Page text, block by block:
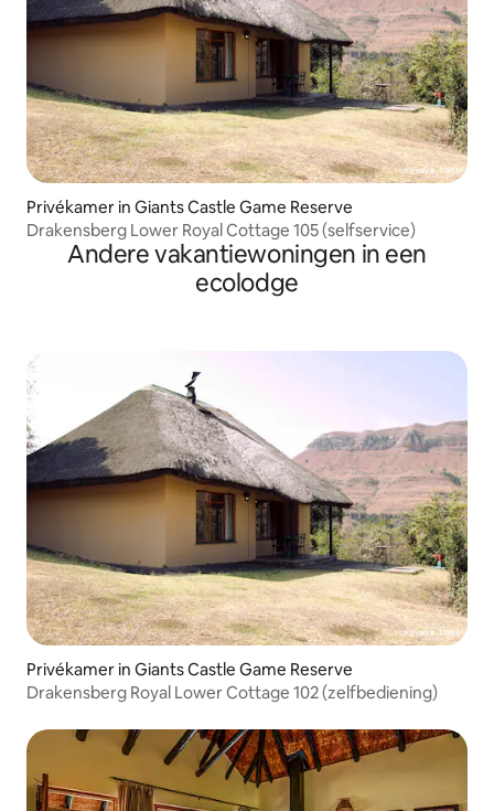
Privékamer in Giants Castle Game Reserve
Drakensberg Lower Royal Cottage 105 (selfservice)
Andere vakantiewoningen in een
ecolodge
Privékamer in Giants Castle Game Reserve
Drakensberg Royal Lower Cottage 102 (zelfbediening)